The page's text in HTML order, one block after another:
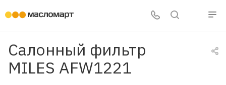
Салонный фильтр
MILES AFW1221